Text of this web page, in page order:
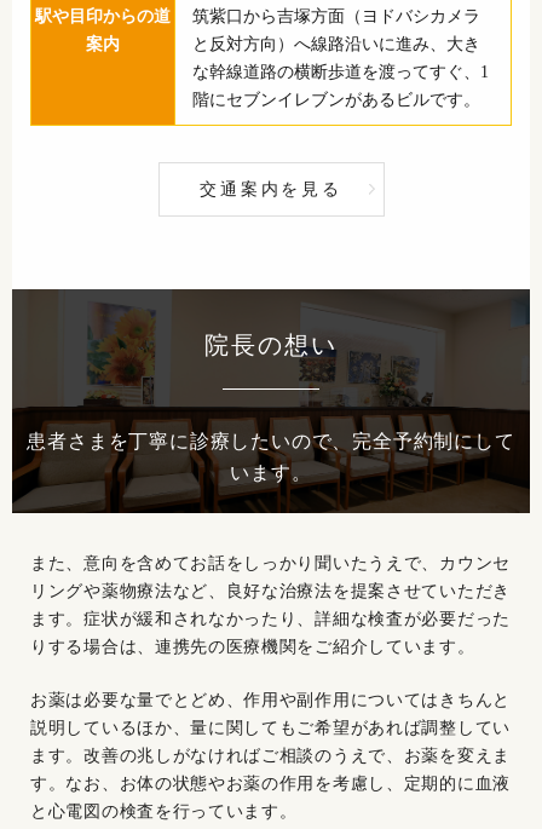
駅や目印からの道
案内
筑紫口から吉塚方面（ヨドバシカメラ
と反対方向）へ線路沿いに進み、大き
な幹線道路の横断歩道を渡ってすぐ、1
階にセブンイレブンがあるビルです。
交通案内を見る
院長の想い
患者さまを丁寧に診療したいので、完全予約制にして
います。
また、意向を含めてお話をしっかり聞いたうえで、カウンセ
リングや薬物療法など、良好な治療法を提案させていただき
ます。症状が緩和されなかったり、詳細な検査が必要だった
りする場合は、連携先の医療機関をご紹介しています。
お薬は必要な量でとどめ、作用や副作用についてはきちんと
説明しているほか、量に関してもご希望があれば調整してい
ます。改善の兆しがなければご相談のうえで、お薬を変えま
す。なお、お体の状態やお薬の作用を考慮し、定期的に血液
と心電図の検査を行っています。